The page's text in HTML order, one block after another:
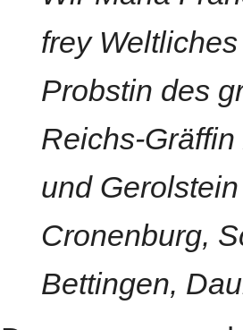
frey
Probstin des
Reichs-
und
Cronenburg,
Bettingen,